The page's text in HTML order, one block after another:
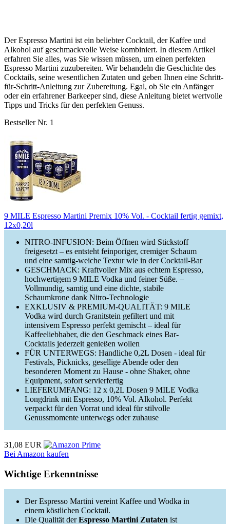
Der Espresso Martini ist ein beliebter Cocktail, der Kaffee und
Alkohol auf geschmackvolle Weise kombiniert. In diesem Artikel
erfahren Sie alles, was Sie wissen müssen, um einen perfekten
Espresso Martini zuzubereiten. Wir behandeln die Geschichte des
Cocktails, seine wesentlichen Zutaten und geben Ihnen eine Schritt-
für-Schritt-Anleitung zur Zubereitung. Egal, ob Sie ein Anfänger
oder ein erfahrener Barkeeper sind, diese Anleitung bietet wertvolle
Tipps und Tricks für den perfekten Genuss.
Bestseller Nr. 1
9 MILE Espresso Martini Premix 10% Vol. - Cocktail fertig gemixt,
12x0,20l
NITRO-INFUSION: Beim Öffnen wird Stickstoff
freigesetzt – es entsteht feinporiger, cremiger Schaum
und eine samtig‑weiche Textur wie in der Cocktail‑Bar
GESCHMACK: Kraftvoller Mix aus echtem Espresso,
hochwertigem 9 MILE Vodka und feiner Süße. –
Vollmundig, samtig und eine dichte, stabile
Schaumkrone dank Nitro‑Technologie
EXKLUSIV & PREMIUM‑QUALITÄT: 9 MILE
Vodka wird durch Granitstein gefiltert und mit
intensivem Espresso perfekt gemischt – ideal für
Kaffeeliebhaber, die den Geschmack eines Bar-
Cocktails jederzeit genießen wollen
FÜR UNTERWEGS: Handliche 0,2L Dosen - ideal für
Festivals, Picknicks, gesellige Abende oder den
besonderen Moment zu Hause - ohne Shaker, ohne
Equipment, sofort servierfertig
LIEFERUMFANG: 12 x 0,2L Dosen 9 MILE Vodka
Longdrink mit Espresso, 10% Vol. Alkohol. Perfekt
verpackt für den Vorrat und ideal für stilvolle
Genussmomente unterwegs oder zuhause
31,08 EUR
Bei Amazon kaufen
Wichtige Erkenntnisse
Der Espresso Martini vereint Kaffee und Wodka in
einem köstlichen Cocktail.
Die Qualität derEspresso Martini Zutaten ist